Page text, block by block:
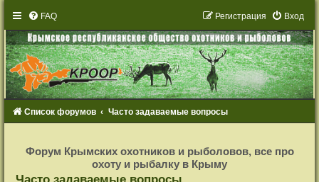
FAQ Вход
Регистрация
Список форумов Часто задаваемые вопросы
с
Форум Крымских охотников и рыболовов, все про
охоту и рыбалку в Крыму
Часто задаваемые вопросы